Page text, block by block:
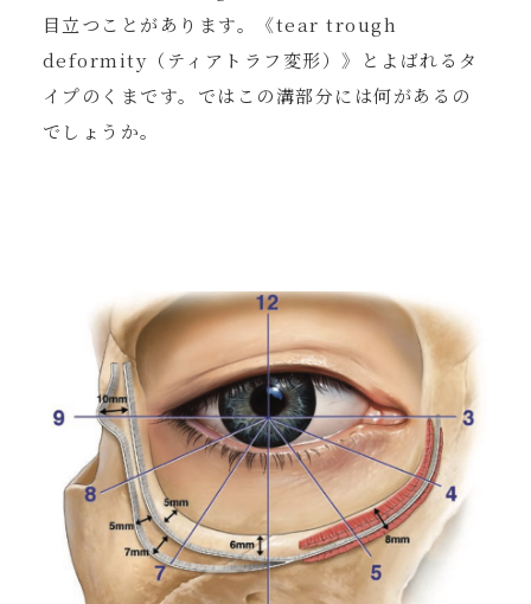
目立つことがあります。《tear trough
deformity（ティアトラフ変形）》とよばれるタ
イプのくまです。ではこの溝部分には何があるの
でしょうか。